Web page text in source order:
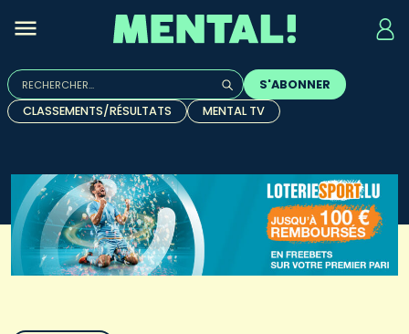
Rechercher :
Quand les résultats de l'auto-complétion sont
S'ABONNER
CLASSEMENTS/RÉSULTATS
MENTAL TV